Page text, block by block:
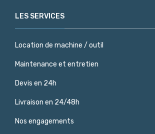
LES SERVICES
Location de machine / outil
Maintenance et entretien
Devis en 24h
Livraison en 24/48h
Nos engagements